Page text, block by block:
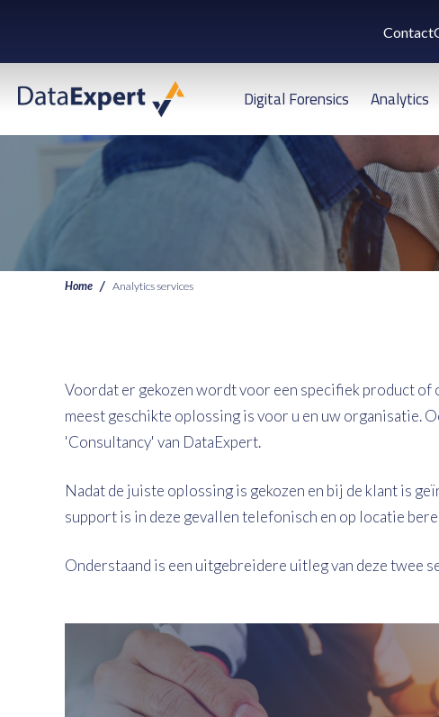
Contact
Digital Forensics Analytics
Home Analytics services
Voordat er gekozen wordt voor een specifiek product of
meest geschikte oplossing is voor u en uw organisatie.
'Consultancy' van DataExpert.
Nadat de juiste oplossing is gekozen en bij de klant is
support is in deze gevallen telefonisch en op locatie
Onderstaand is een uitgebreidere uitleg van deze twee